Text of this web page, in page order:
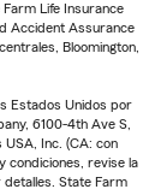
Life Insurance
Accident Assurance
Bloomington,
Estados Unidos por
6100-4th Ave S,
Inc. (CA: con
condiciones, revise la
detalles. State Farm